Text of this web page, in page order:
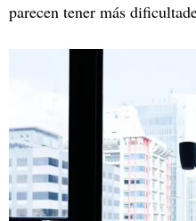
parecen tener más